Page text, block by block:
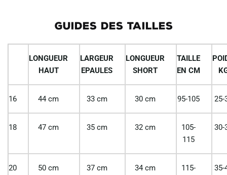
GUIDES DES TAILLES
LONGUEUR
HAUT
LARGEUR
EPAULES
LONGUEUR
SHORT
TAILLE
EN CM
16 44 cm 33 cm 30 cm 95-105 25-
18 47 cm 35 cm 32 cm
105-
115
30-
20 50 cm 37 cm 34 cm
115-
35-